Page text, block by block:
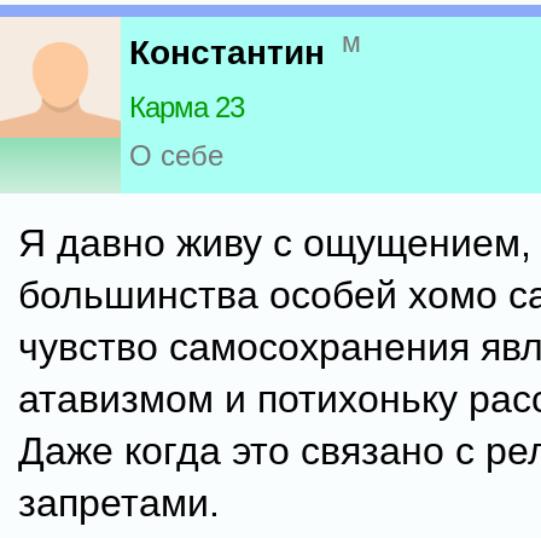
Константин м
Карма 23
О себе
Я давно живу с ощущением,
большинства особей хомо
чувство самосохранения
атавизмом и потихоньку
Даже когда это связано с
запретами.